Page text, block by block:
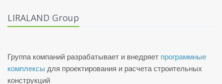
LIRALAND Group
Группа компаний разрабатывает и внедряет программные
комплексы для проектирования и расчета строительных
конструкций